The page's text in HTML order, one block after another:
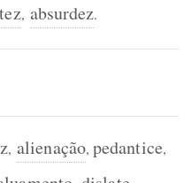
, absurdez.
, alienação, pedantice,